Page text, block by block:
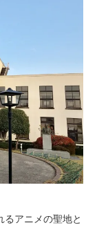
るアニメの聖地と